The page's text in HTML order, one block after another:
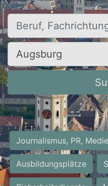
Beruf, Fachrichtung, Firma
Ort, Stadt
Journalismus, PR,
Ausbildungsplätze